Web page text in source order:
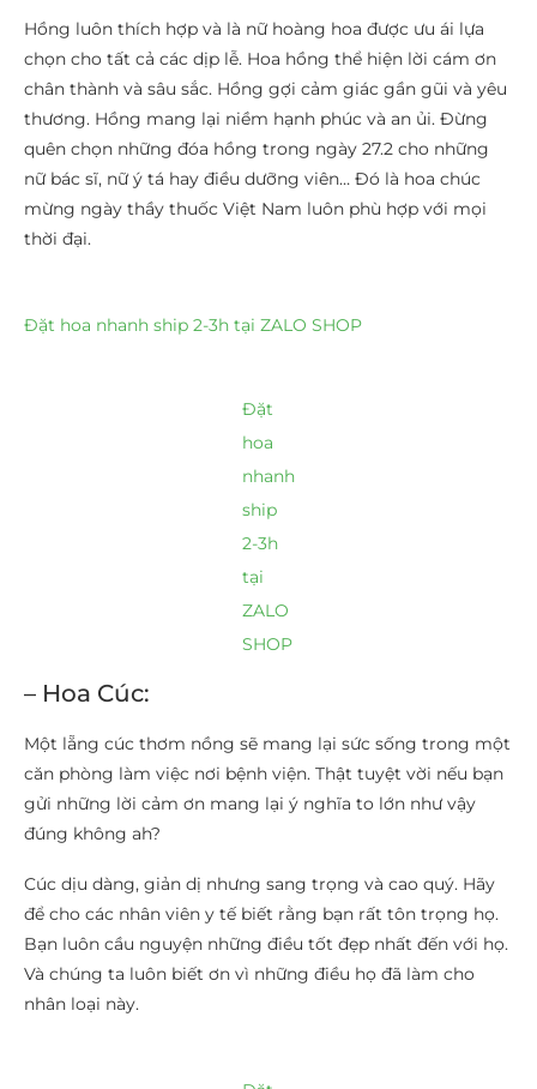
Hồng luôn thích hợp và là nữ hoàng hoa được ưu ái lựa
chọn cho tất cả các dịp lễ. Hoa hồng thể hiện lời cám ơn
chân thành và sâu sắc. Hồng gợi cảm giác gần gũi và yêu
thương. Hồng mang lại niềm hạnh phúc và an ủi. Đừng
quên chọn những đóa hồng trong ngày 27.2 cho những
nữ bác sĩ, nữ ý tá hay điều dưỡng viên… Đó là hoa chúc
mừng ngày thầy thuốc Việt Nam luôn phù hợp với mọi
thời đại.
Đặt hoa nhanh ship 2-3h tại ZALO SHOP
Đặt
hoa
nhanh
ship
2-3h
tại
ZALO
SHOP
– Hoa Cúc:
Một lẵng cúc thơm nồng sẽ mang lại sức sống trong một
căn phòng làm việc nơi bệnh viện. Thật tuyệt vời nếu bạn
gửi những lời cảm ơn mang lại ý nghĩa to lớn như vậy
đúng không ah?
Cúc dịu dàng, giản dị nhưng sang trọng và cao quý. Hãy
để cho các nhân viên y tế biết rằng bạn rất tôn trọng họ.
Bạn luôn cầu nguyện những điều tốt đẹp nhất đến với họ.
Và chúng ta luôn biết ơn vì những điều họ đã làm cho
nhân loại này.